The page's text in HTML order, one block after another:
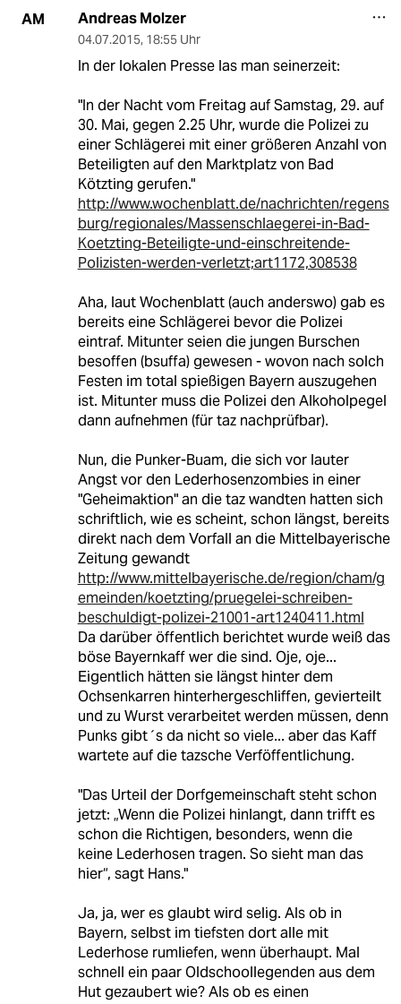
AM Andreas Molzer
04.07.2015, 18:55 Uhr
In der lokalen Presse las man seinerzeit:
"In der Nacht vom Freitag auf Samstag, 29. auf
30. Mai, gegen 2.25 Uhr, wurde die Polizei zu
einer Schlägerei mit einer größeren Anzahl von
Beteiligten auf den Marktplatz von Bad
Kötzting gerufen."
http://www.wochenblatt.de/nachrichten/regens
burg/regionales/Massenschlaegerei-in-Bad-
Koetzting-Beteiligte-und-einschreitende-
Polizisten-werden-verletzt;art1172,308538
Aha, laut Wochenblatt (auch anderswo) gab es
bereits eine Schlägerei bevor die Polizei
eintraf. Mitunter seien die jungen Burschen
besoffen (bsuffa) gewesen - wovon nach solch
Festen im total spießigen Bayern auszugehen
ist. Mitunter muss die Polizei den Alkoholpegel
dann aufnehmen (für taz nachprüfbar).
Nun, die Punker-Buam, die sich vor lauter
Angst vor den Lederhosenzombies in einer
"Geheimaktion" an die taz wandten hatten sich
schriftlich, wie es scheint, schon längst, bereits
direkt nach dem Vorfall an die Mittelbayerische
Zeitung gewandt
http://www.mittelbayerische.de/region/cham/g
emeinden/koetzting/pruegelei-schreiben-
beschuldigt-polizei-21001-art1240411.html
Da darüber öffentlich berichtet wurde weiß das
böse Bayernkaff wer die sind. Oje, oje...
Eigentlich hätten sie längst hinter dem
Ochsenkarren hinterhergeschliffen, gevierteilt
und zu Wurst verarbeitet werden müssen, denn
Punks gibt´s da nicht so viele... aber das Kaff
wartete auf die tazsche Verföffentlichung.
"Das Urteil der Dorfgemeinschaft steht schon
jetzt: „Wenn die Polizei hinlangt, dann trifft es
schon die Richtigen, besonders, wenn die
keine Lederhosen tragen. So sieht man das
hier“, sagt Hans."
Ja, ja, wer es glaubt wird selig. Als ob in
Bayern, selbst im tiefsten dort alle mit
Lederhose rumliefen, wenn überhaupt. Mal
schnell ein paar Oldschoollegenden aus dem
Hut gezaubert wie? Als ob es einen